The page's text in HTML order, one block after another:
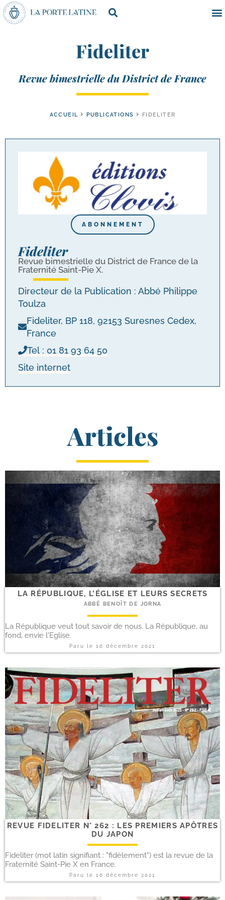
Fideliter
Revue bimestrielle du District de France
ACCUEIL PUBLICATIONS FIDELITER
ABONNEMENT
Fideliter
Revue bimes­trielle du District de France de la
Fraternité Saint-​Pie X.
Directeur de la Publication : Abbé Philippe
Toulza
Fideliter, BP 118, 92153 Suresnes Cedex,
France
Tel : 01 81 93 64 50
Site inter­net
Articles
LA RÉPUBLIQUE, L’ÉGLISE ET LEURS SECRETS
ABBÉ BENOÎT DE JORNA
La République veut tout savoir de nous. La République, au
fond, envie l'Eglise.
Paru le 16 décembre 2021
REVUE FIDELITER N° 262 : LES PREMIERS APÔTRES
DU JAPON
Fideliter (mot latin signifiant : "fidèlement") est la revue de la
Fraternité Saint-Pie X en France.
Paru le 16 décembre 2021